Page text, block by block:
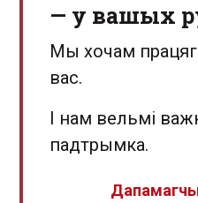
— у вашых
Мы хочам
вас.
І нам вельмі
падтрымка.